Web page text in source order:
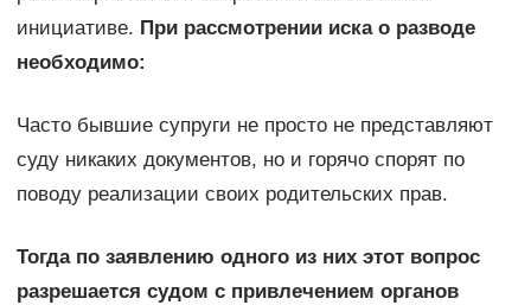
инициативе. При рассмотрении иска о разводе
необходимо:
Часто бывшие супруги не просто не представляют
суду никаких документов, но и горячо спорят по
поводу реализации своих родительских прав.
Тогда по заявлению одного из них этот вопрос
разрешается судом с привлечением органов